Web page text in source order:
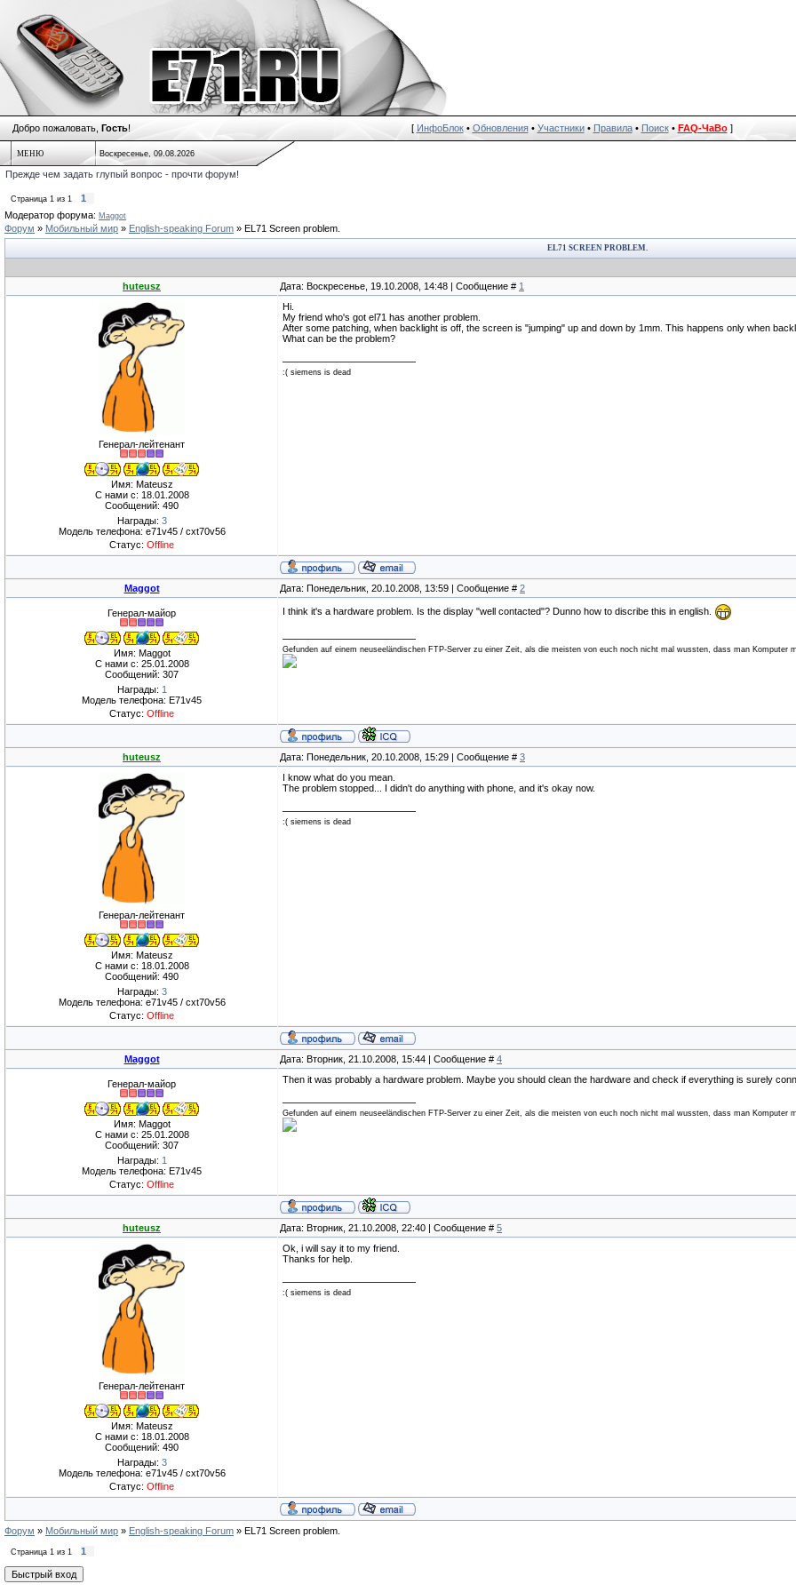
Добро пожаловать, Гость! [ ИнфоБлок• Обновления• Участники• Правила• Поиск• FAQ-ЧаВо]
МЕНЮ Воскресенье, 09.08.2026
Прежде чем задать глупый вопрос - прочти форум!
Страница 1 из 1
1
Модератор форума: Maggot
Форум » Мобильный мир » English-speaking Forum » EL71 Screen problem.
EL71 SCREEN PROBLEM.
huteusz Дата: Воскресенье, 19.10.2008, 14:48 | Сообщение # 1
Генерал-лейтенант
Имя: Mateusz
С нами с: 18.01.2008
Сообщений: 490
Награды: 3
Модель телефона: e71v45 / cxt70v56
Статус: Offline
Hi.
My friend who's got el71 has another problem.
After some patching, when backlight is off, the screen is "jumping" up and down by 1mm. This happens only when
What can be the problem?
:( siemens is dead
Maggot Дата: Понедельник, 20.10.2008, 13:59 | Сообщение # 2
Генерал-майор
Имя: Maggot
С нами с: 25.01.2008
Сообщений: 307
Награды: 1
Модель телефона: E71v45
Статус: Offline
I think it's a hardware problem. Is the display "well contacted"? Dunno how to discribe this in english.
Gefunden auf einem neuseeländischen FTP-Server zu einer Zeit, als die meisten von euch noch nicht mal wussten, dass man Komputer
huteusz Дата: Понедельник, 20.10.2008, 15:29 | Сообщение # 3
Генерал-лейтенант
Имя: Mateusz
С нами с: 18.01.2008
Сообщений: 490
Награды: 3
Модель телефона: e71v45 / cxt70v56
Статус: Offline
I know what do you mean.
The problem stopped... I didn't do anything with phone, and it's okay now.
:( siemens is dead
Maggot Дата: Вторник, 21.10.2008, 15:44 | Сообщение # 4
Генерал-майор
Имя: Maggot
С нами с: 25.01.2008
Сообщений: 307
Награды: 1
Модель телефона: E71v45
Статус: Offline
Then it was probably a hardware problem. Maybe you should clean the hardware and check if everything is surely
Gefunden auf einem neuseeländischen FTP-Server zu einer Zeit, als die meisten von euch noch nicht mal wussten, dass man Komputer
huteusz Дата: Вторник, 21.10.2008, 22:40 | Сообщение # 5
Генерал-лейтенант
Имя: Mateusz
С нами с: 18.01.2008
Сообщений: 490
Награды: 3
Модель телефона: e71v45 / cxt70v56
Статус: Offline
Ok, i will say it to my friend.
Thanks for help.
:( siemens is dead
Форум » Мобильный мир » English-speaking Forum » EL71 Screen problem.
Страница 1 из 1
1